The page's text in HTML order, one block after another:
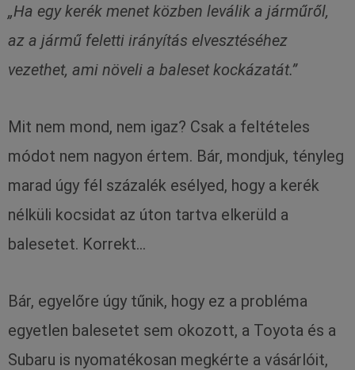
„Ha egy kerék menet közben leválik a járműről,
az a jármű feletti irányítás elvesztéséhez
vezethet, ami növeli a baleset kockázatát.”
Mit nem mond, nem igaz? Csak a feltételes
módot nem nagyon értem. Bár, mondjuk, tényleg
marad úgy fél százalék esélyed, hogy a kerék
nélküli kocsidat az úton tartva elkerüld a
balesetet. Korrekt…
Bár, egyelőre úgy tűnik, hogy ez a probléma
egyetlen balesetet sem okozott, a Toyota és a
Subaru is nyomatékosan megkérte a vásárlóit,